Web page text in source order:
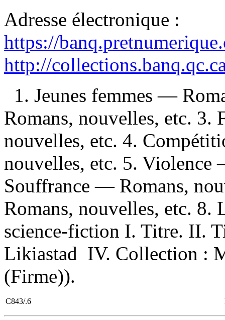
Adresse électronique :
https://
http://
1. Jeunes femmes —
Romans, nouvelles, etc.
nouvelles, etc. 4.
nouvelles, etc. 5. Violence
Souffrance — Romans,
Romans, nouvelles, etc. 8.
science-fiction I. Titre. II.
Likiastad IV. Collection :
(Firme)).
C843/.6